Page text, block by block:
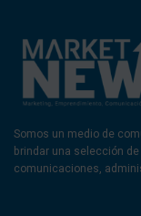
Somos un medio de
brindar una selección
comunicaciones,